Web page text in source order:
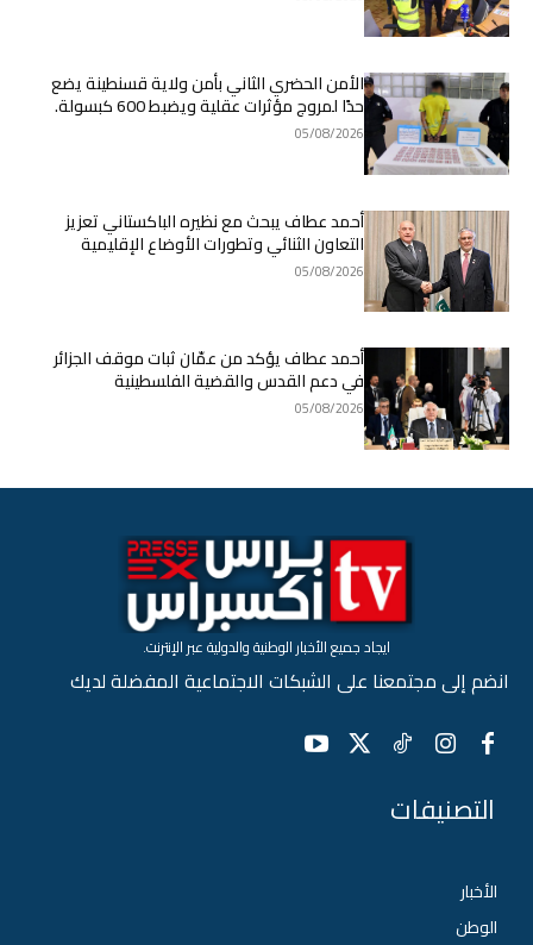
الأمن الحضري الثاني بأمن ولاية قسنطينة يضع
حدًا لمروج مؤثرات عقلية ويضبط 600 كبسولة.
05/08/2026
أحمد عطاف يبحث مع نظيره الباكستاني تعزيز
التعاون الثنائي وتطورات الأوضاع الإقليمية
05/08/2026
أحمد عطاف يؤكد من عمّان ثبات موقف الجزائر
في دعم القدس والقضية الفلسطينية
05/08/2026
التصنيفات
الأخبار
الوطن
ايجاد جميع الأخبار الوطنية والدولية عبر الإنترنت.
انضم إلى مجتمعنا على الشبكات الاجتماعية المفضلة لديك